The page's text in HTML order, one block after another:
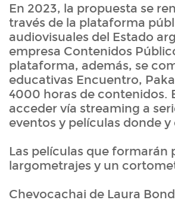
En 2023, la propuesta se
través de la plataforma
audiovisuales del Estado
empresa Contenidos
plataforma, además, se
educativas Encuentro,
4000 horas de contenidos.
acceder vía streaming a
eventos y películas donde
Las películas que
largometrajes y un
Chevocachai de Laura